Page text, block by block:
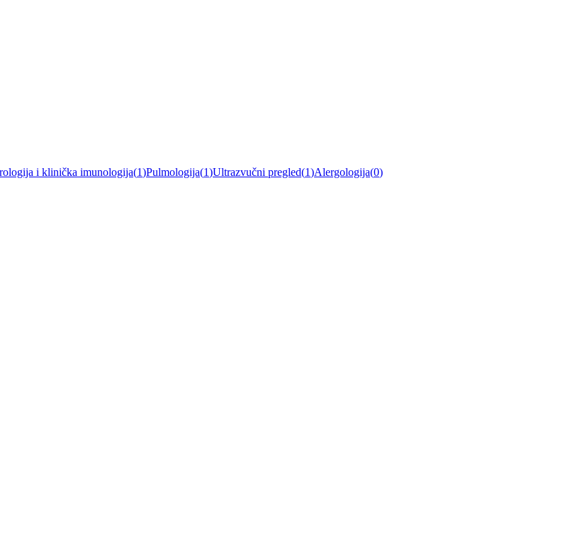
i klinička imunologija(1)Pulmologija(1)Ultrazvučni pregled(1)Alergologija(0)